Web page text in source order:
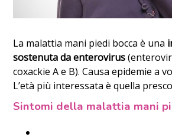
La malattia mani piedi bocca è una
sostenuta da enterovirus
coxackie A e B). Causa epidemie a
L’età più interessata è quella
Sintomi della malattia mani